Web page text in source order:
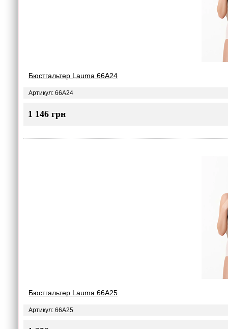
Бюстгальтер Lauma 66A24
Артикул: 66A24
1 146 грн
Бюстгальтер Lauma 66A25
Артикул: 66A25